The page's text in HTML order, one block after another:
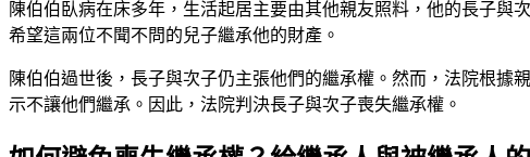
陳伯伯臥病在床多年，生活起居主要由其他親友照料，他的長子
希望這兩位不聞不問的兒子繼承他的財產。
陳伯伯過世後，長子與次子仍主張他們的繼承權。然而，法院根
示不讓他們繼承。因此，法院判決長子與次子喪失繼承權。